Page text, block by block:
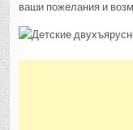
ваши пожелания и